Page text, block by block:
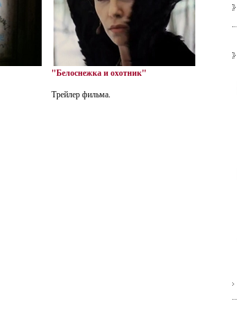
"Белоснежка и охотник"
Трейлер фильма.